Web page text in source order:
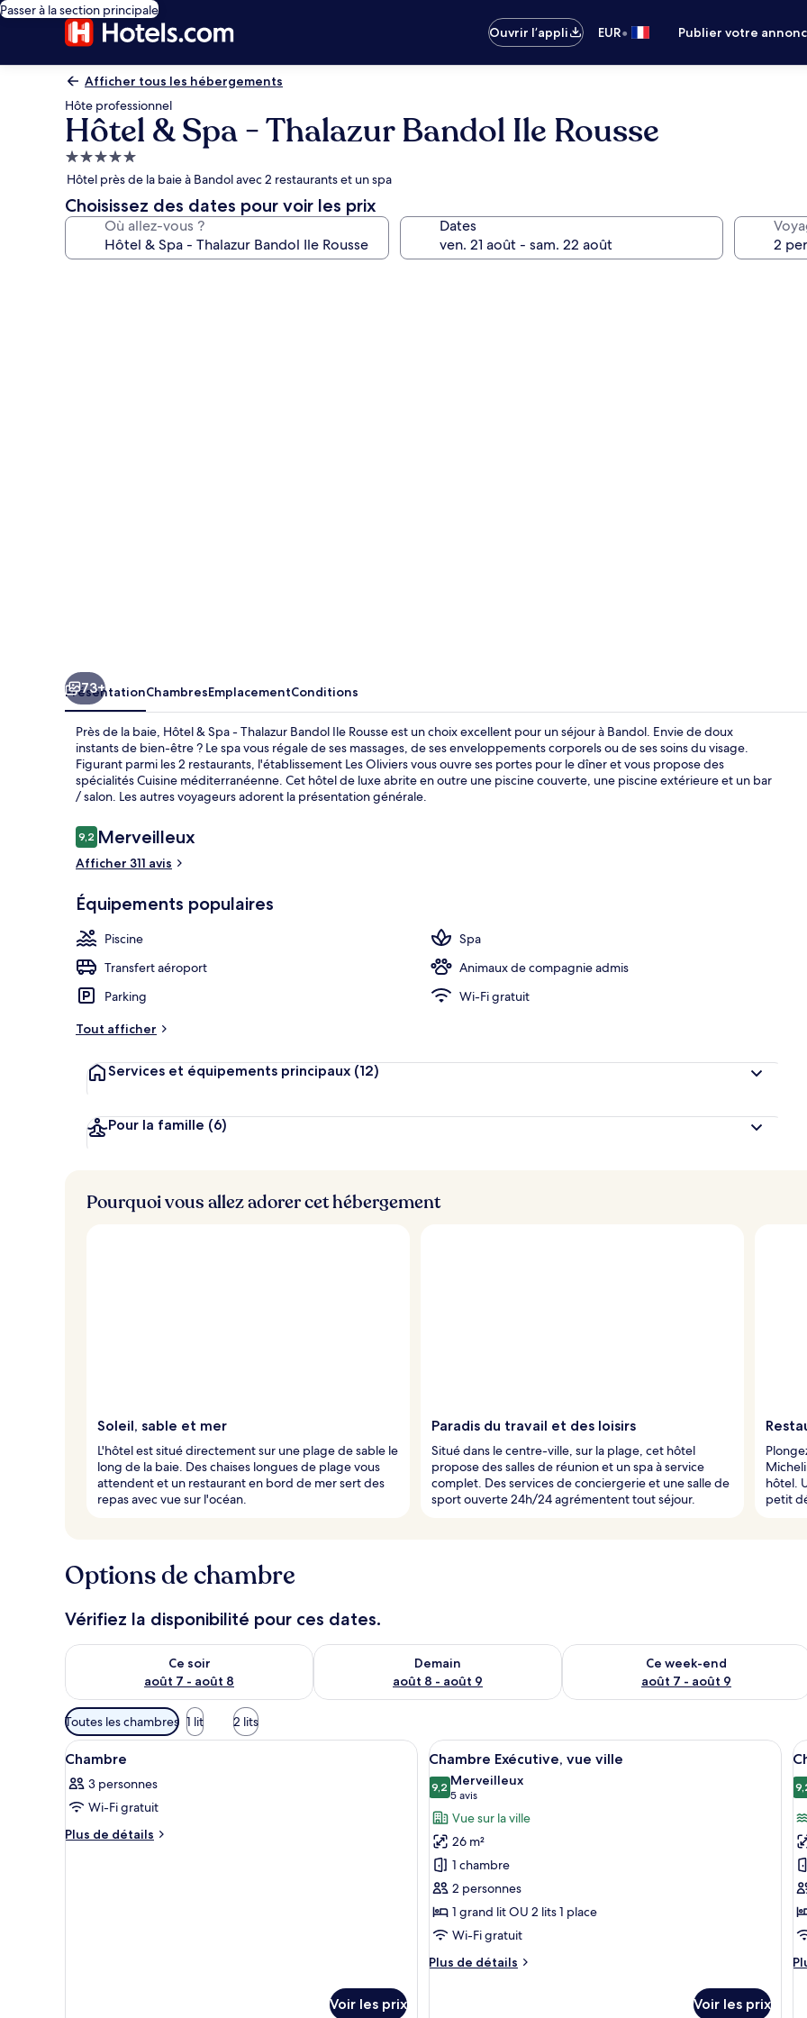
Passer à la section principale
Ouvrir l’appli
EUR• Publier votre
Afficher tous les hébergements
Hôte professionnel
Hôtel & Spa - Thalazur Bandol Ile Rousse
Hébergement
5.0 étoiles
Hôtel près de la baie à Bandol avec 2 restaurants et un spa
Choisissez des dates pour voir les prix
Où allez-vous ? Dates
Vue aérienne
73+
PrésentationChambresEmplacementConditions
Près de la baie, Hôtel & Spa - Thalazur Bandol Ile Rousse est un choix excellent pour un séjour à Bandol. Envie de doux
instants de bien-être ? Le spa vous régale de ses massages, de ses enveloppements corporels ou de ses soins du visage.
Figurant parmi les 2 restaurants, l'établissement Les Oliviers vous ouvre ses portes pour le dîner et vous propose des
spécialités Cuisine méditerranéenne. Cet hôtel de luxe abrite en outre une piscine couverte, une piscine extérieure et un bar
/ salon. Les autres voyageurs adorent la présentation générale.
Avis
voyageurs
9,29,2 sur 10
Merveilleux
Afficher 311 avis
Équipements populaires
Piscine
Spa
Transfert aéroport
Animaux de compagnie admis
Parking
Wi-Fi gratuit
Tout afficher
Services et équipements principaux (12)
Pour la famille (6)
Pourquoi vous allez adorer cet hébergement
Soleil, sable et mer
L'hôtel est situé directement sur une plage de sable le
long de la baie. Des chaises longues de plage vous
attendent et un restaurant en bord de mer sert des
repas avec vue sur l'océan.
Paradis du travail et des loisirs
Situé dans le centre-ville, sur la plage, cet hôtel
propose des salles de réunion et un spa à service
complet. Des services de conciergerie et une salle de
sport ouverte 24h/24 agrémentent tout séjour.
hôtel.
petit
Options de chambre
Vérifiez la disponibilité pour ces dates.
Ce soir
août 7 - août 8
Vérifier la disponibilité pour ce soir août 7 - août 8
Demain
août 8 - août 9
Vérifier la disponibilité pour demain août 8 - août 9
Ce week-end
août 7 - août 9
Vérifier la disponibilité pour ce week-
Filtres
disponibles
pour
chambres
Toutes les chambres 1 lit 2 lits
Afficher
toutes
les
photos
pour
Une chambre d’hôtel comprenant un lit, un bureau avec un ordinateur, une machine à café, un petit
2
Chambre
3 personnes
Wi-Fi gratuit
Plus de détails
Plus
Voir les prix
Afficher
toutes
les
photos
pour
ce
type
de
chambre :
Chambre
Exécutive,
Une chambre d’hôtel moderne
5
Chambre Exécutive, vue ville
9,29,2 sur 10
Merveilleux
5 avis
(5 avis)
Vue sur la ville
26 m²
1 chambre
2 personnes
1 grand lit OU 2 lits 1 place
Wi-Fi gratuit
Plus de détails
Plus
Voir les prix